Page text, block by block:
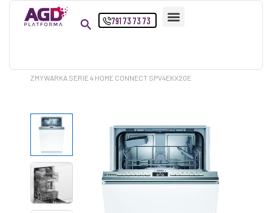
Przejdź
791 73 73 73
ZMYWARKA SERIE 4 HOME CONNECT SPV4EKX20E